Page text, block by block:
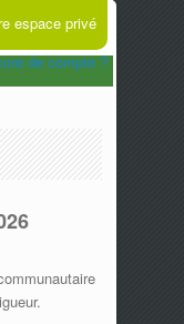
espace privé
de compte ?